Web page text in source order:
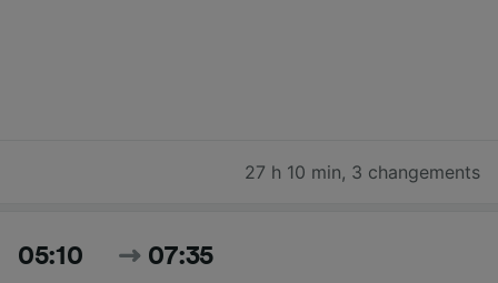
27 h 10 min, 3 changements
05:10 07:35